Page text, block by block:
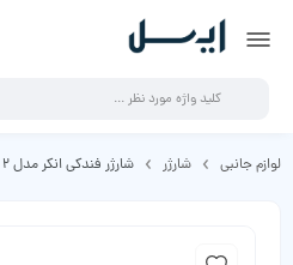
لوازم جانبی شارژر شارژر فندکی انکر مدل A2721 PowerDrive PD Plus 2